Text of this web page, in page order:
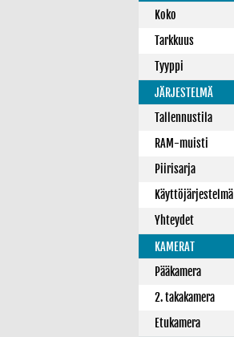
Koko
Tarkkuus
Tyyppi
JÄRJESTELMÄ
Tallennustila
RAM-muisti
Piirisarja
Käyttöjärjestelmä
Yhteydet
KAMERAT
Pääkamera
2. takakamera
Etukamera